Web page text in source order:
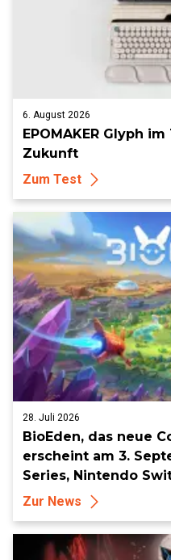
6. August 2026
EPOMAKER Glyph
Zukunft
Zum Test
28. Juli 2026
BioEden, das neue
erscheint am 3.
Series, Nintendo
Zur News